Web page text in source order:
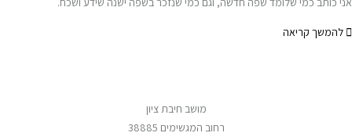
להמשך קריאה
מושב חיבת ציון
רחוב המגשימים 38885